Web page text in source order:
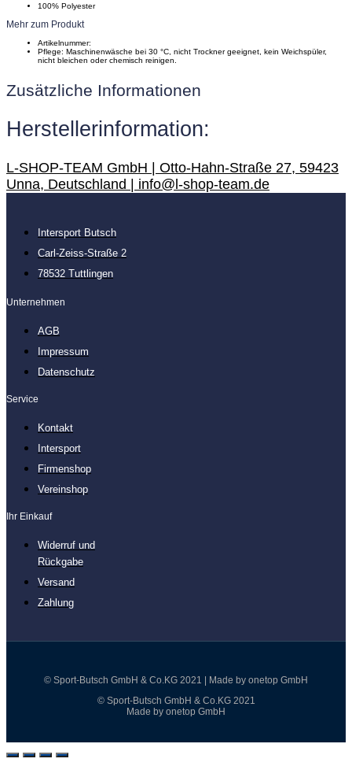
100% Polyester
Mehr zum Produkt
Artikelnummer:
Pflege: Maschinenwäsche bei 30 °C, nicht Trockner geeignet, kein Weichspüler,
nicht bleichen oder chemisch reinigen.
Zusätzliche Informationen
Herstellerinformation:
L-SHOP-TEAM GmbH | Otto-Hahn-Straße 27, 59423
Unna, Deutschland | info@l-shop-team.de
Intersport Butsch
Carl-Zeiss-Straße 2
78532 Tuttlingen
Unternehmen
AGB
Impressum
Datenschutz
Service
Kontakt
Intersport
Firmenshop
Vereinshop
Ihr Einkauf
Widerruf und
Rückgabe
Versand
Zahlung
© Sport-Butsch GmbH & Co.KG 2021 | Made by onetop GmbH
© Sport-Butsch GmbH & Co.KG 2021
Made by onetop GmbH